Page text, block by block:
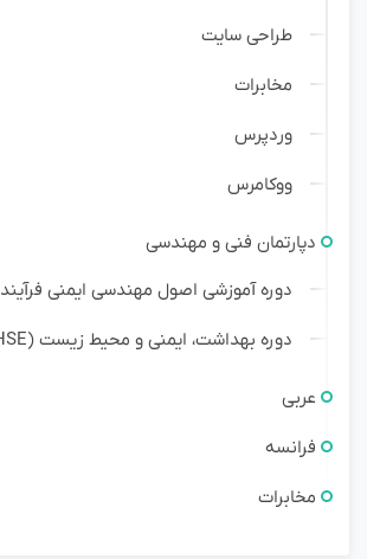
طراحی سایت
مخابرات
وردپرس
ووکامرس
دپارتمان فنی و مهندسی
دوره آموزشی اصول مهندسی ایمنی فرآیند
دوره بهداشت، ایمنی و محیط زیست (HSE)
عربی
فرانسه
مخابرات